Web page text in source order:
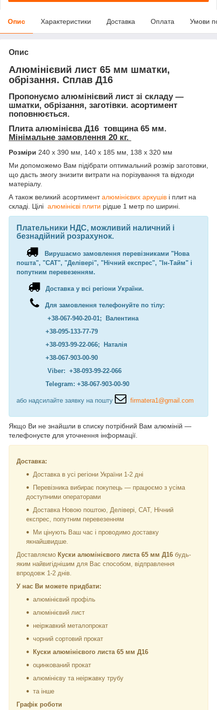
Опис Характеристики Доставка Оплата Умови
Опис
Алюмінієвий лист 65 мм шматки,
обрізання. Сплав Д16
Пропонуємо алюмінієвий лист зі складу —
шматки, обрізання, заготівки. асортимент
поповнюється.
Плита алюмінієва Д16 товщина 65 мм.
Мінімальне замовлення 20 кг.
Розміри 240 х 390 мм, 140 х 185 мм, 138 х 320 мм
Ми допоможемо Вам підібрати оптимальний розмір заготовки,
що дасть змогу знизити витрати на порізування та відходи
матеріалу.
А також великий асортименталюмінієвих аркушів і плит на
складі. Цілі алюмінієві плити рідше 1 метр по ширині.
Плательники НДС, можливий наличний і
безнадійний розрахунок.
Вирушаємо замовлення перевізниками "Нова
пошта", "САТ", "Делівері", "Нічний експрес", "Ін-Тайм" і
попутним перевезенням.
Доставка у всі регіони України.
Для замовлення телефонуйте по тілу:
+38-067-940-20-01; Валентина
+38-095-133-77-79
+38-093-99-22-066; Наталія
+38-067-903-00-90
Viber: +38-093-99-22-066
Telegram: +38-067-903-00-90
або надсилайте заявку на пошту firmatera1@gmail.com
Якщо Ви не знайшли в списку потрібний Вам алюміній —
телефонуєте для уточнення інформації.
Доставка:
Доставка в усі регіони України 1-2 дні
Перевізника вибирає покупець — працюємо з усіма
доступними операторами
Доставка Новою поштою, Делівері, САТ, Нічний
експрес, попутним перевезенням
Ми цінують Ваш час і проводимо доставку
якнайшвидше.
Доставляємо Куски алюмінієвого листа 65 мм Д16 будь-
яким найвигіднішим для Вас способом, відправлення
впродовж 1-2 днів.
У нас Ви можете придбати:
алюмінієвий профіль
алюмінієвий лист
неіржавкий металопрокат
чорний сортовий прокат
Куски алюмінієвого листа 65 мм Д16
оцинкований прокат
алюмінієву та неіржавку трубу
та інше
Графік роботи